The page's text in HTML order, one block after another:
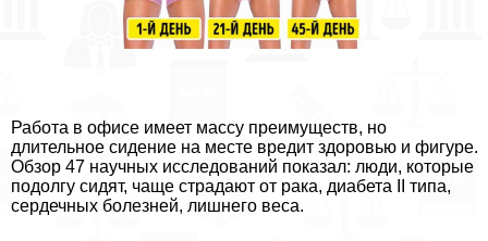
Работа в офисе имеет массу преимуществ, но
длительное сидение на месте вредит здоровью и фигуре.
Обзор 47 научных исследований показал: люди, которые
подолгу сидят, чаще страдают от paка, диабета II типа,
сердечных болезней, лишнего веса.